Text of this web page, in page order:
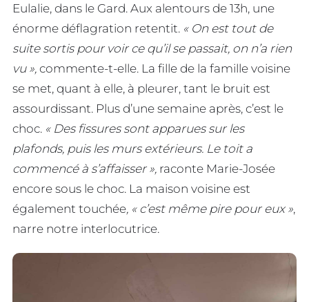
Eulalie, dans le Gard. Aux alentours de 13h, une
énorme déflagration retentit. « On est tout de
suite sortis pour voir ce qu’il se passait, on n’a rien
vu », commente-t-elle. La fille de la famille voisine
se met, quant à elle, à pleurer, tant le bruit est
assourdissant. Plus d’une semaine après, c’est le
choc. « Des fissures sont apparues sur les
plafonds, puis les murs extérieurs. Le toit a
commencé à s’affaisser », raconte Marie-Josée
encore sous le choc. La maison voisine est
également touchée, « c’est même pire pour eux »,
narre notre interlocutrice.